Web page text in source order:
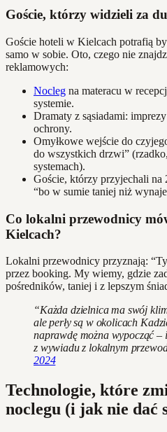
Goście, którzy widzieli za
Goście hoteli w Kielcach potrafią
samo w sobie. Oto, czego nie
reklamowych:
Nocleg na materacu w
systemie.
Dramaty z sąsiadami:
ochrony.
Omyłkowe wejście do
do wszystkich drzwi”
systemach).
Goście, którzy przyjechali na
“bo w sumie taniej niż
Co lokalni przewodnicy
Kielcach?
Lokalni przewodnicy przyznają:
przez booking. My wiemy, gdzie
pośredników, taniej i z lepszym
“Każda dzielnica ma swój
ale perły są w okolicach
naprawdę można wypocząć
z wywiadu z lokalnym
2024
Technologie, które
noclegu (i jak nie dać